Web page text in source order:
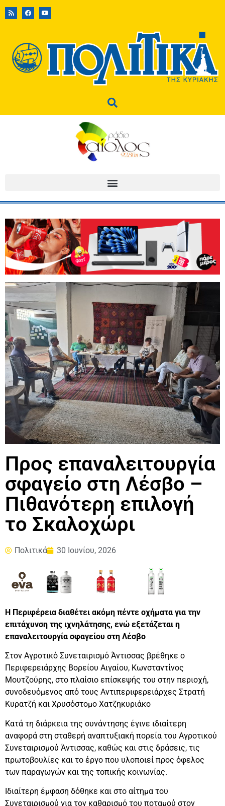
Προς επαναλειτουργία
σφαγείο στη Λέσβο –
Πιθανότερη επιλογή
το Σκαλοχώρι
Πολιτικά 30 Ιουνίου, 2026
Η Περιφέρεια διαθέτει ακόμη πέντε οχήματα για την
επιτάχυνση της ιχνηλάτησης, ενώ εξετάζεται η
επαναλειτουργία σφαγείου στη Λέσβο
Στον Αγροτικό Συνεταιρισμό Άντισσας βρέθηκε ο
Περιφερειάρχης Βορείου Αιγαίου, Κωνσταντίνος
Μουτζούρης, στο πλαίσιο επίσκεψής του στην περιοχή,
συνοδευόμενος από τους Αντιπεριφερειάρχες Στρατή
Κυρατζή και Χρυσόστομο Χατζηκυριάκo
Κατά τη διάρκεια της συνάντησης έγινε ιδιαίτερη
αναφορά στη σταθερή αναπτυξιακή πορεία του Αγροτικού
Συνεταιρισμού Άντισσας, καθώς και στις δράσεις, τις
πρωτοβουλίες και το έργο που υλοποιεί προς όφελος
των παραγωγών και της τοπικής κοινωνίας.
Ιδιαίτερη έμφαση δόθηκε και στο αίτημα του
Συνεταιρισμού για τον καθαρισμό του ποταμού στον